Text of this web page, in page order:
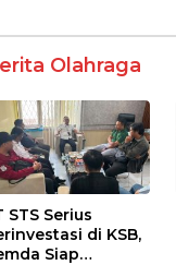
Olahraga
STS Serius
di KSB,
Siap